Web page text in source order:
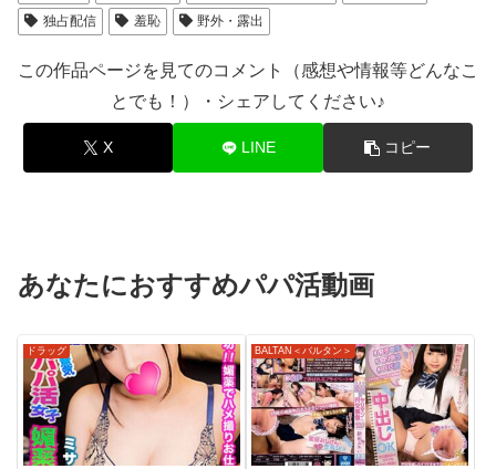
独占配信
羞恥 野外・露出
この作品ページを見てのコメント（感想や情報等どんなこ
とでも！）・シェアしてください♪
X LINE コピー
あなたにおすすめパパ活動画
ドラッグ BALTAN＜バルタン＞